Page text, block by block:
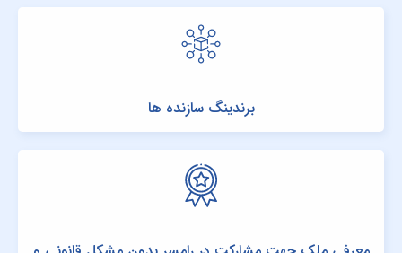
برندینگ سازنده ها